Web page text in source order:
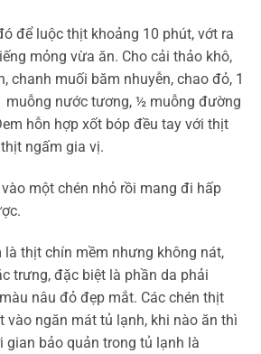
để luộc thịt khoảng 10 phút, vớt ra
mỏng vừa ăn. Cho cải thảo khô,
chanh muối băm nhuyễn, chao đỏ, 1
muỗng nước tương, ½ muỗng đường
hỗn hợp xốt bóp đều tay với thịt
ngấm gia vị.
một chén nhỏ rồi mang đi hấp
là thịt chín mềm nhưng không nát,
trưng, đặc biệt là phần da phải
nâu đỏ đẹp mắt. Các chén thịt
vào ngăn mát tủ lạnh, khi nào ăn thì
gian bảo quản trong tủ lạnh là